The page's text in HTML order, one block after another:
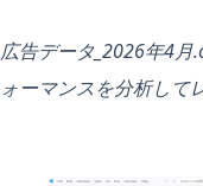
広告データ_2026年4
ォーマンスを分析して